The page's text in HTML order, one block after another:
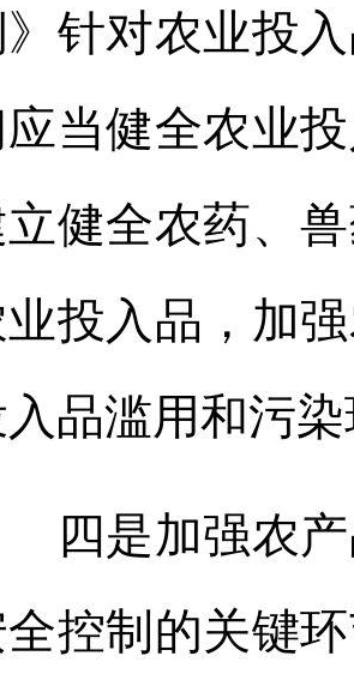
针对农业投
应当健全农业
健全农药、
投入品，加
品滥用和污
是加强农产
控制的关键